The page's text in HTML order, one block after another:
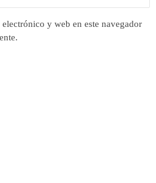
y web en este navegador